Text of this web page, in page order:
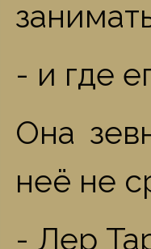
- и где
Она
неё не
- Лер